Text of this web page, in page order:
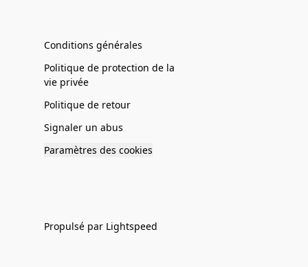
Conditions générales
Politique de protection de la
vie privée
Politique de retour
Signaler un abus
Paramètres des cookies
Propulsé par Lightspeed